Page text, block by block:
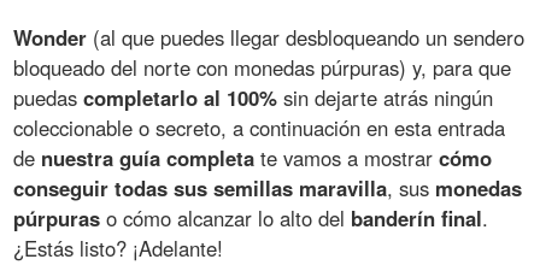
Wonder (al que puedes llegar desbloqueando un sendero
bloqueado del norte con monedas púrpuras) y, para que
puedascompletarlo al 100% sin dejarte atrás ningún
coleccionable o secreto, a continuación en esta entrada
de nuestra guía completa te vamos a mostrarcómo
conseguir todas sus semillas maravilla, sus monedas
púrpuras o cómo alcanzar lo alto del banderín final.
¿Estás listo? ¡Adelante!